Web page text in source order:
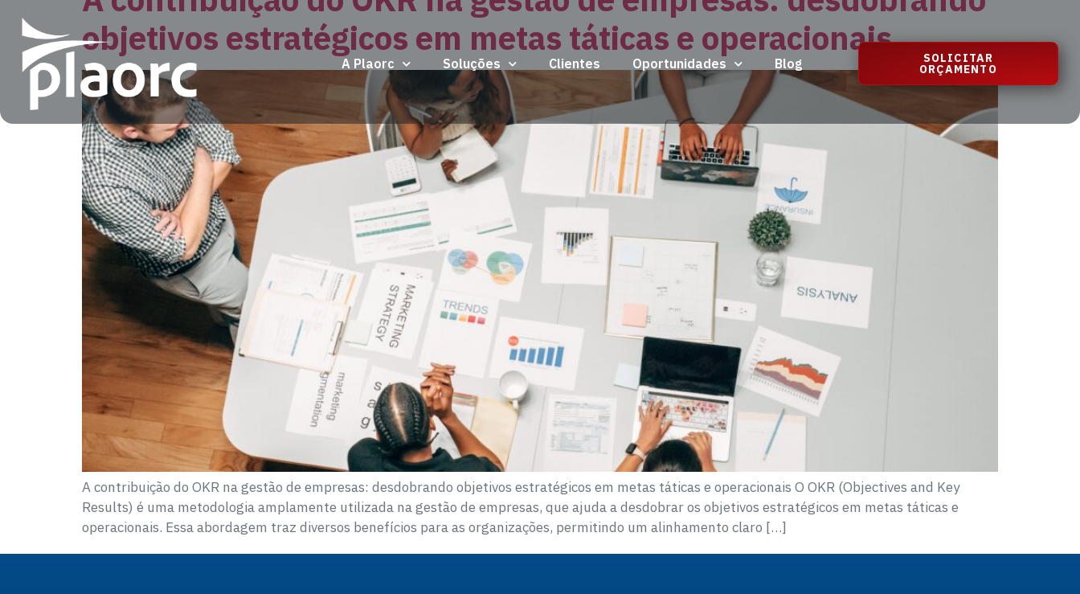
A Plaorc Soluções Clientes Oportunidades Blog SOLICITAR
ORÇAMENTO
objetivos estratégicos em metas táticas e operacionais.
A contribuição do OKR na gestão de empresas: desdobrando objetivos estratégicos em metas táticas e operacionais O OKR (Objectives and Key
Results) é uma metodologia amplamente utilizada na gestão de empresas, que ajuda a desdobrar os objetivos estratégicos em metas táticas e
operacionais. Essa abordagem traz diversos benefícios para as organizações, permitindo um alinhamento claro […]